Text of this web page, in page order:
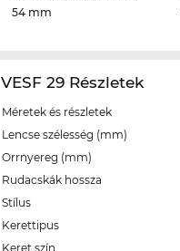
54 mm
VESF 29 Részletek
Méretek és részletek
Lencse szélesség (mm)
Orrnyereg (mm)
Rudacskák hossza
Stílus
Kerettipus
Keret szín